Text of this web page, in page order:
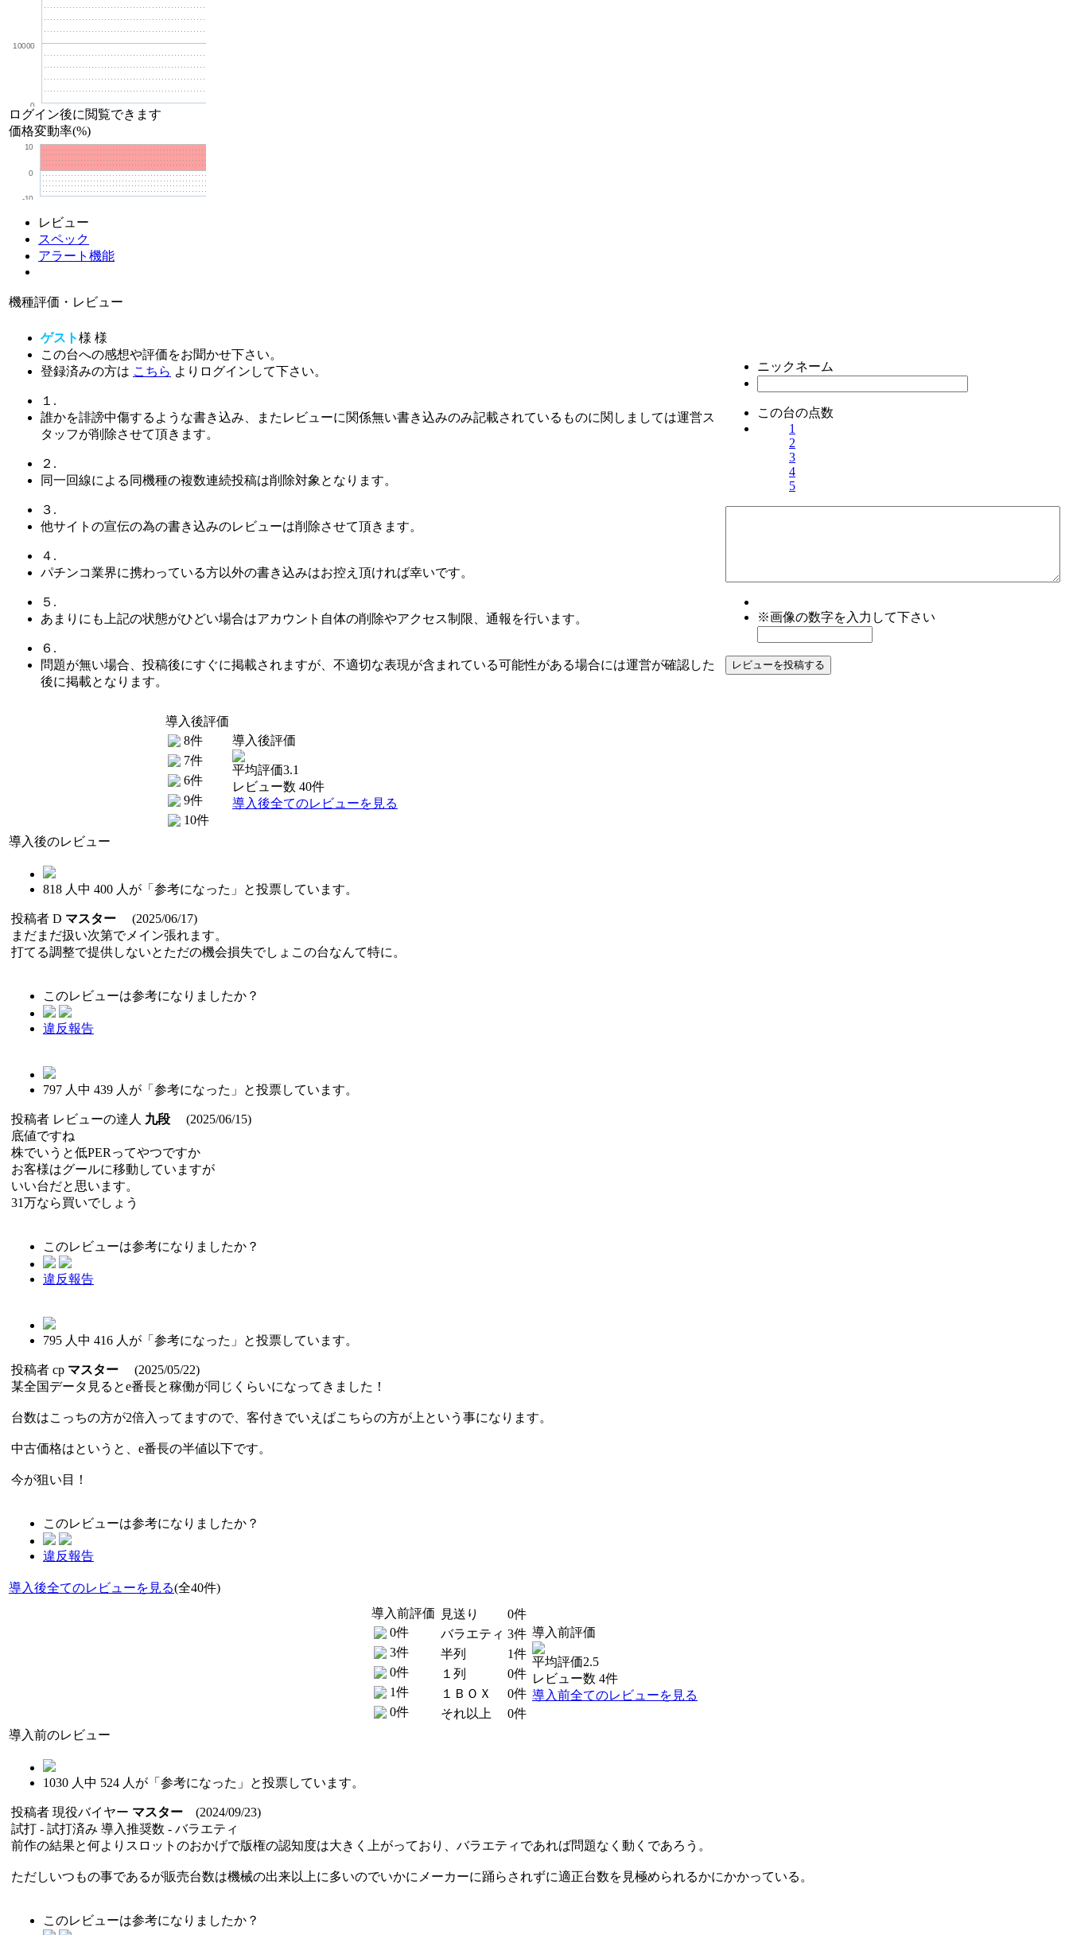
0
10000
ログイン後に閲覧できます
価格変動率(%)
-10
0
10
レビュー
スペック
アラート機能
機種評価・レビュー
ゲスト様 様
この台への感想や評価をお聞かせ下さい。
登録済みの方は こちら よりログインして下さい。
１.
誰かを誹謗中傷するような書き込み、またレビューに関係無い書き込みのみ記載されているものに関しましては運営ス
タッフが削除させて頂きます。
２.
同一回線による同機種の複数連続投稿は削除対象となります。
３.
他サイトの宣伝の為の書き込みのレビューは削除させて頂きます。
４.
パチンコ業界に携わっている方以外の書き込みはお控え頂ければ幸いです。
５.
あまりにも上記の状態がひどい場合はアカウント自体の削除やアクセス制限、通報を行います。
６.
問題が無い場合、投稿後にすぐに掲載されますが、不適切な表現が含まれている可能性がある場合には運営が確認した
後に掲載となります。
ニックネーム
この台の点数
1
2
3
4
5
※画像の数字を入力して下さい
導入後評価
8件
7件
6件
9件
10件
導入後評価
平均評価3.1
レビュー数 40件
導入後全てのレビューを見る
導入後のレビュー
818 人中 400 人が「参考になった」と投票しています。
投稿者 D マスター (2025/06/17)
まだまだ扱い次第でメイン張れます。
打てる調整で提供しないとただの機会損失でしょこの台なんて特に。
このレビューは参考になりましたか？
違反報告
797 人中 439 人が「参考になった」と投票しています。
投稿者 レビューの達人 九段 (2025/06/15)
底値ですね
株でいうと低PERってやつですか
お客様はグールに移動していますが
いい台だと思います。
31万なら買いでしょう
このレビューは参考になりましたか？
違反報告
795 人中 416 人が「参考になった」と投票しています。
投稿者 cp マスター (2025/05/22)
某全国データ見るとe番長と稼働が同じくらいになってきました！
台数はこっちの方が2倍入ってますので、客付きでいえばこちらの方が上という事になります。
中古価格はというと、e番長の半値以下です。
今が狙い目！
このレビューは参考になりましたか？
違反報告
導入後全てのレビューを見る(全40件)
導入前評価
0件
3件
0件
1件
0件
見送り
0件
バラエティ 3件
半列
1件
１列
0件
１ＢＯＸ
0件
それ以上
0件
導入前評価
平均評価2.5
レビュー数 4件
導入前全てのレビューを見る
導入前のレビュー
1030 人中 524 人が「参考になった」と投票しています。
投稿者 現役バイヤー マスター (2024/09/23)
試打 - 試打済み 導入推奨数 - バラエティ
前作の結果と何よりスロットのおかげで版権の認知度は大きく上がっており、バラエティであれば問題なく動くであろう。
ただしいつもの事であるが販売台数は機械の出来以上に多いのでいかにメーカーに踊らされずに適正台数を見極められるかにかかっている。
このレビューは参考になりましたか？